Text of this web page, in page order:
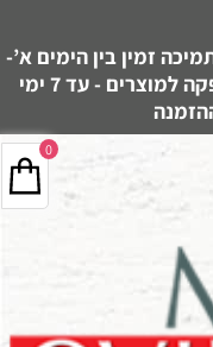
זמין בין הימים א’-
ה’ בין השעות 10:00-16:00 - זמן אספקה למוצרים - עד 7 ימי
0